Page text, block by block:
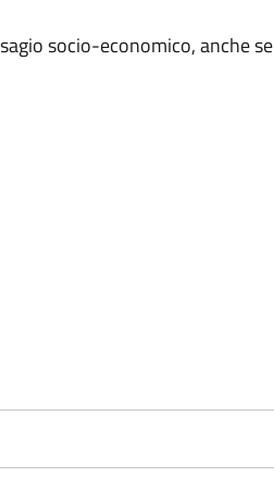
socio-economico, anche se